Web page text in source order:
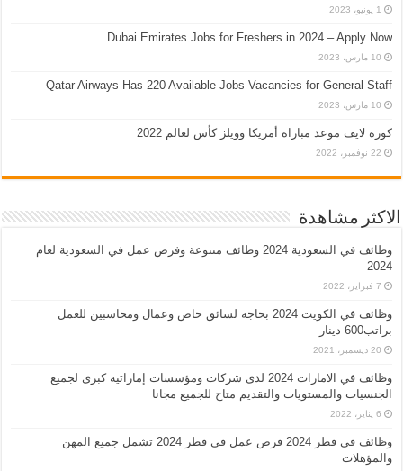
1 يونيو، 2023
Dubai Emirates Jobs for Freshers in 2024 – Apply Now
10 مارس، 2023
Qatar Airways Has 220 Available Jobs Vacancies for General Staff
10 مارس، 2023
كورة لايف موعد مباراة أمريكا وويلز كأس لعالم 2022
22 نوفمبر، 2022
الاكثر مشاهدة
وظائف في السعودية 2024 وظائف متنوعة وفرص عمل في السعودية لعام
2024
7 فبراير، 2022
وظائف في الكويت 2024 بحاجه لسائق خاص وعمال ومحاسبين للعمل
براتب600 دينار
20 ديسمبر، 2021
وظائف في الامارات 2024 لدى شركات ومؤسسات إماراتية كبرى لجميع
الجنسيات والمستويات والتقديم متاح للجميع مجانا
6 يناير، 2022
وظائف في قطر 2024 فرص عمل في قطر 2024 تشمل جميع المهن
والمؤهلات